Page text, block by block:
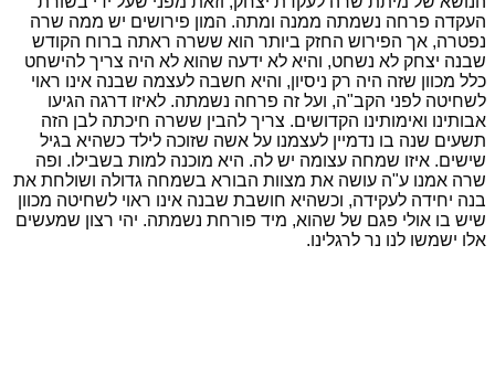
העקדה פרחה נשמתה ממנה ומתה. המון פירושים יש ממה שרה
נפטרה, אך הפירוש החזק ביותר הוא ששרה ראתה ברוח הקודש
שבנה יצחק לא נשחט, והיא לא ידעה שהוא לא היה צריך להישחט
כלל מכוון שזה היה רק ניסיון, והיא חשבה לעצמה שבנה אינו ראוי
לשחיטה לפני הקב"ה, ועל זה פרחה נשמתה. לאיזו דרגה הגיעו
אבותינו ואימותינו הקדושים. צריך להבין ששרה חיכתה לבן הזה
תשעים שנה בו נדמיין לעצמנו על אשה שזוכה לילד כשהיא בגיל
שישים. איזו שמחה עצומה יש לה. היא מוכנה למות בשבילו. ופה
שרה אמנו ע"ה עושה את מצוות הבורא בשמחה גדולה ושולחת את
בנה יחידה לעקידה, וכשהיא חושבת שבנה אינו ראוי לשחיטה מכוון
שיש בו אולי פגם של שהוא, מיד פורחת נשמתה. יהי רצון שמעשים
אלו ישמשו לנו נר לרגלינו.